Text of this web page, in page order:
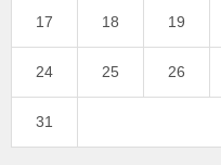
17 18 19
24 25 26
31